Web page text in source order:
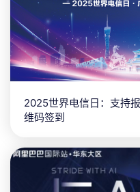
2025世界电信日：支持
维码签到